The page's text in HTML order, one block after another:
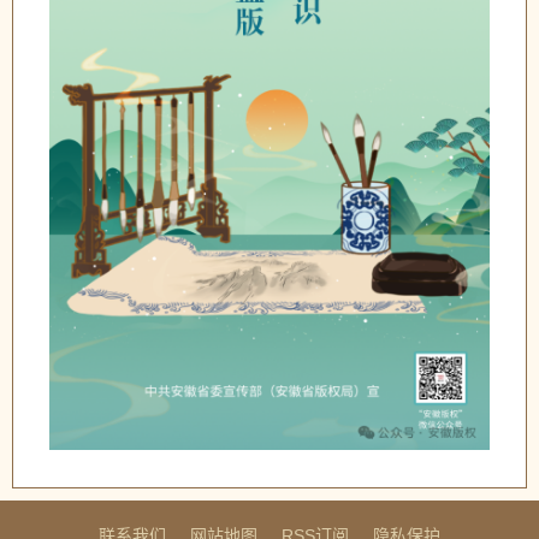
联系我们 网站地图 RSS订阅 隐私保护